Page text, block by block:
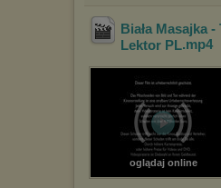
Biała Masajka
Lektor PL.mp4
oglądaj online